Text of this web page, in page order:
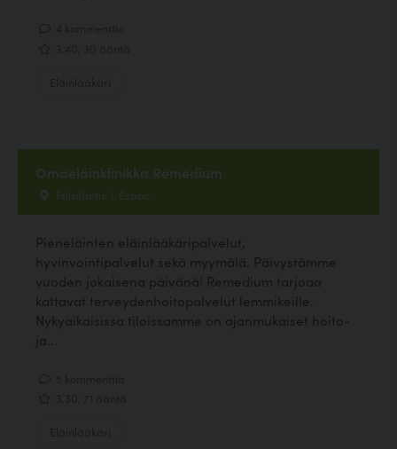
Omaeläinklinikka Remedium
Friisiläntie 1, Espoo
Pieneläinten eläinlääkäripalvelut,
hyvinvointipalvelut sekä myymälä. Päivystämme
vuoden jokaisena päivänä! Remedium tarjoaa
kattavat terveydenhoitopalvelut lemmikeille.
Nykyaikaisissa tiloissamme on ajanmukaiset hoito-
ja...